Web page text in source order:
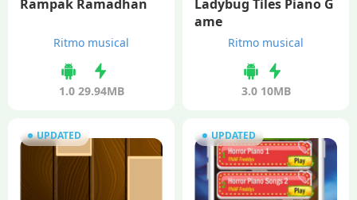
Rampak Ramadhan
Ritmo musical
1.0 29.94MB
Ladybug Tiles Piano G
ame
Ritmo musical
3.0 10MB
UPDATED UPDATED